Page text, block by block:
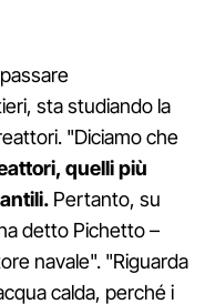
sta studiando la
"Diciamo che
quelli più
Pertanto, su
detto Pichetto –
navale". "Riguarda
calda, perché i